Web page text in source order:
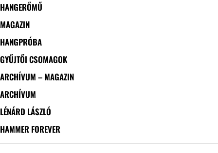
HANGERŐMŰ
MAGAZIN
HANGPRÓBA
GYŰJTŐI CSOMAGOK
ARCHÍVUM – MAGAZIN
ARCHÍVUM
LÉNÁRD LÁSZLÓ
HAMMER FOREVER